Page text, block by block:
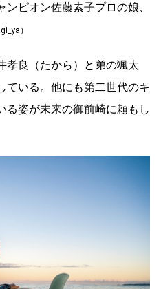
ピオン佐藤素子プロの娘、
）
孝良（たから）と弟の颯太
ている。他にも第二世代のキ
る姿が未来の御前崎に頼もし